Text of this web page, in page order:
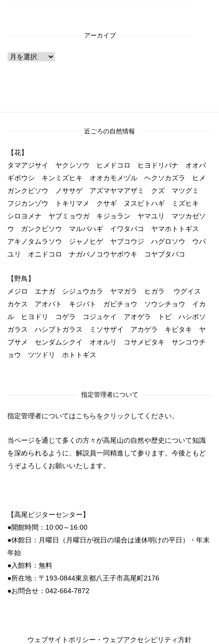
アーカイブ
ア
近ごろの自然情報
【花】
タマアジサイ ヤクシソウ ヒメドコロ ヒヨドリバナ オオバ
ギボウシ キンミズヒキ オオカモメヅル ヘクソカズラ ヒメ
ガンクビソウ ノササゲ アズマヤマアザミ クズ マツグミ
フジカンゾウ トキリマメ クサギ ヌスビトハギ ミズヒキ
シロヨメナ ヤブミョウガ キジョラン ヤマユリ マツカゼソ
ウ ガンクビソウ マルバハギ イワタバコ ヤマホトトギス
アキノタムラソウ ジャノヒゲ ヤブコウジ ハグロソウ ウバ
ユリ オニドコロ ナガバノコウヤボウキ コヤブタバコ
【野鳥】
メジロ エナガ シジュウカラ ヤマガラ ヒガラ ウグイス
カケス アオバト キジバト ガビチョウ ソウシチョウ イカ
ル ヒヨドリ コゲラ コジュケイ アオゲラ トビ ハシボソ
ガラス ハシブトガラス ミソサザイ アカゲラ キビタキ ヤ
ブサメ センダムシクイ オオルリ コサメビタキ サンコウチ
ョウ ツツドリ ホトトギス
指定管理者について
指定管理者についてはこちらをクリックしてください。
当ページを通じて多くの方々が高尾山の自然や歴史について知識
を深められるように、解説員一同精進して参ります。今後ともど
うぞよろしくお願いいたします。
【高尾ビジターセンター】
●開館時間：10:00～16:00
●休館日：月曜日（ 月曜日が祝日の場合は連休明けの平日）・年末
年始
●入館料：無料
●所在地：〒193-0844東京都八王子市高尾町2176
●お問合せ：042-664-7872
ウェブサイトポリシー・ウェブアクセシビリティ方針